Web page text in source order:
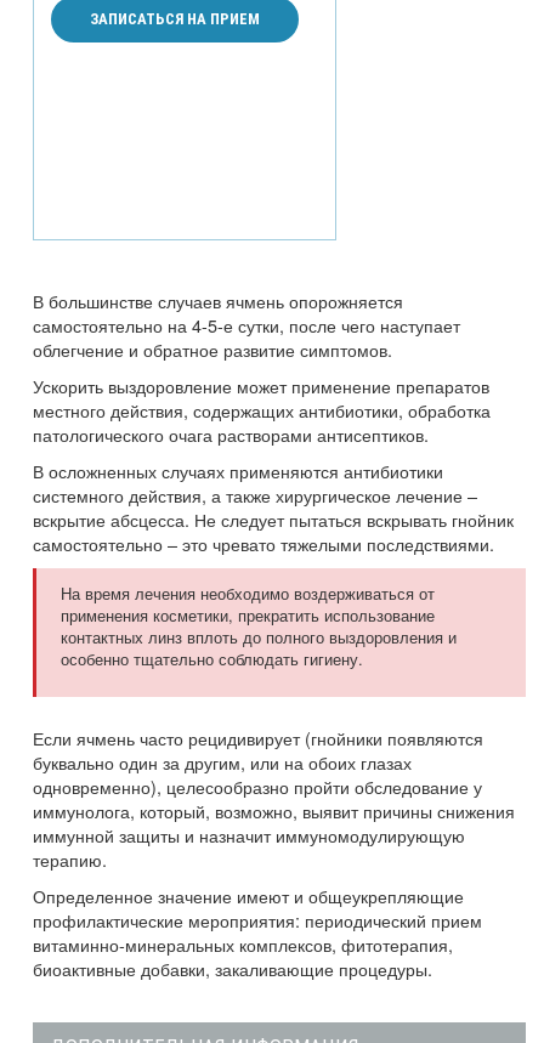
ЗАПИСАТЬСЯ НА ПРИЕМ
В большинстве случаев ячмень опорожняется
самостоятельно на 4-5-е сутки, после чего наступает
облегчение и обратное развитие симптомов.
Ускорить выздоровление может применение препаратов
местного действия, содержащих антибиотики, обработка
патологического очага растворами антисептиков.
В осложненных случаях применяются антибиотики
системного действия, а также хирургическое лечение –
вскрытие абсцесса. Не следует пытаться вскрывать гнойник
самостоятельно – это чревато тяжелыми последствиями.
На время лечения необходимо воздерживаться от
применения косметики, прекратить использование
контактных линз вплоть до полного выздоровления и
особенно тщательно соблюдать гигиену.
Если ячмень часто рецидивирует (гнойники появляются
буквально один за другим, или на обоих глазах
одновременно), целесообразно пройти обследование у
иммунолога, который, возможно, выявит причины снижения
иммунной защиты и назначит иммуномодулирующую
терапию.
Определенное значение имеют и общеукрепляющие
профилактические мероприятия: периодический прием
витаминно-минеральных комплексов, фитотерапия,
биоактивные добавки, закаливающие процедуры.